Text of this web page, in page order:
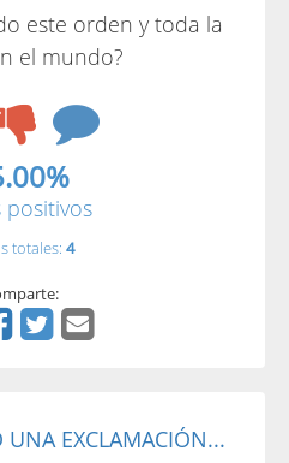
este orden y toda la
el mundo?
positivos
totales: 4
EXCLAMACIÓN...